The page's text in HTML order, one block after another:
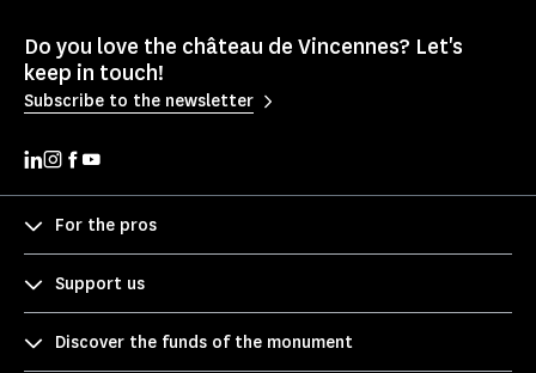
Do you love the château de Vincennes? Let's
keep in touch!
Subscribe to the newsletter
For the pros
Support us
Discover the funds of the monument